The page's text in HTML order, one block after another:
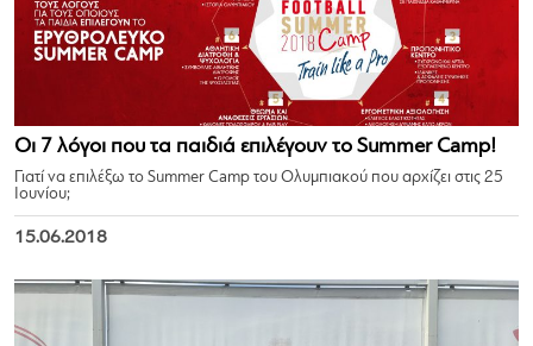
Οι 7 λόγοι που τα παιδιά επιλέγουν το Summer Camp!
Γιατί να επιλέξω το Summer Camp του Ολυμπιακού που αρχίζει στις 25
Ιουνίου;
15.06.2018